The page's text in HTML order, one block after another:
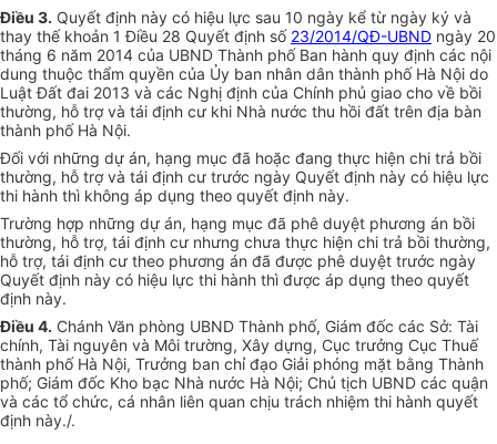
Điều 3. Quyết định này có hiệu lực sau 10 ngày kể từ ngày ký và
thay thế khoản 1 Điều 28 Quyết định số 23/2014/QĐ-UBND ngày 20
tháng 6 năm 2014 của UBND Thành phố Ban hành quy định các nội
dung thuộc thẩm quyền của Ủy ban nhân dân thành phố Hà Nội do
Luật Đất đai 2013 và các Nghị định của Chính phủ giao cho về bồi
thường, hỗ trợ và tái định cư khi Nhà nước thu hồi đất trên địa bàn
thành phố Hà Nội.
Đối với những dự án, hạng mục đã hoặc đang thực hiện chi trả bồi
thường, hỗ trợ và tái định cư trước ngày Quyết định này có hiệu lực
thi hành thì không áp dụng theo quyết định này.
Trường hợp những dự án, hạng mục đã phê duyệt phương án bồi
thường, hỗ trợ, tái định cư nhưng chưa thực hiện chi trả bồi thường,
hỗ trợ, tái định cư theo phương án đã được phê duyệt trước ngày
Quyết định này có hiệu lực thi hành thì được áp dụng theo quyết
định này.
Điều 4. Chánh Văn phòng UBND Thành phố, Giám đốc các Sở: Tài
chính, Tài nguyên và Môi trường, Xây dựng, Cục trưởng Cục Thuế
thành phố Hà Nội, Trưởng ban chỉ đạo Giải phóng mặt bằng Thành
phố; Giám đốc Kho bạc Nhà nước Hà Nội; Chủ tịch UBND các quận
và các tổ chức, cá nhân liên quan chịu trách nhiệm thi hành quyết
định này./.